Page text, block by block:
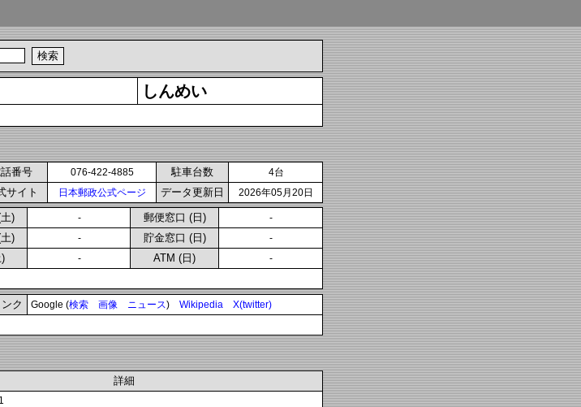
しんめい
番号 076-422-4885 駐車台数 4台
サイト 日本郵政公式ページ データ更新日 2026年05月20日
) - 郵便窓口 (日) -
) - 貯金窓口 (日) -
- ATM (日) -
ク Google (検索 画像 ニュース) Wikipedia X(twitter)
詳細